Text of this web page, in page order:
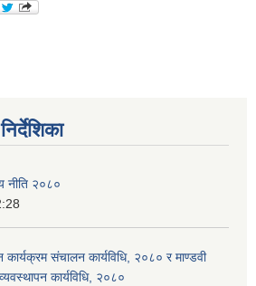
नीति २०८०
कार्यक्रम संचालन कार्यविधि, २०८० र माण्डवी
कार्यविधि, २०८०